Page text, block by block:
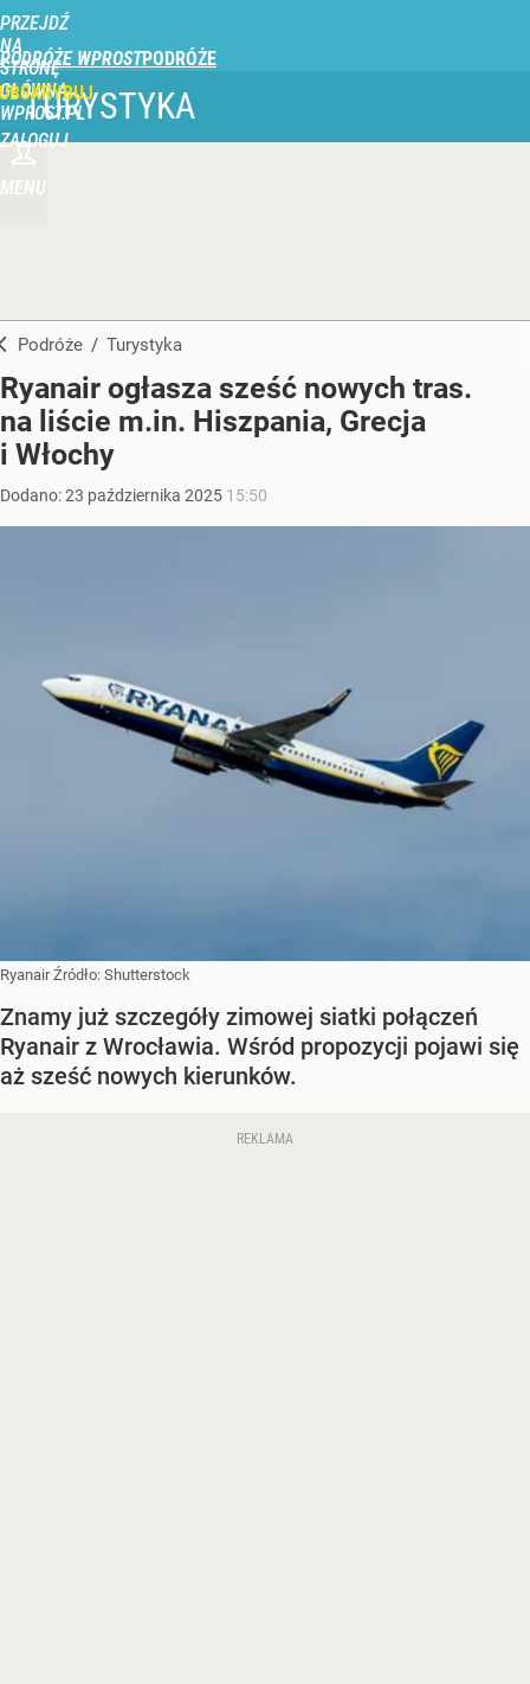
PRZEJDŹ
NA
STRONĘ
GŁÓWNĄ
WPROST.PL
PODRÓŻE WPROST
ZALOGUJ
MENU
TURYSTYKA
Podróże / Turystyka
Ryanair ogłasza sześć nowych tras.
na liście m.in. Hiszpania, Grecja
i Włochy
Dodano:23 października 2025 15:50
RyanairŹródło: Shutterstock
Znamy już szczegóły zimowej siatki połączeń
Ryanair z Wrocławia. Wśród propozycji pojawi się
aż sześć nowych kierunków.